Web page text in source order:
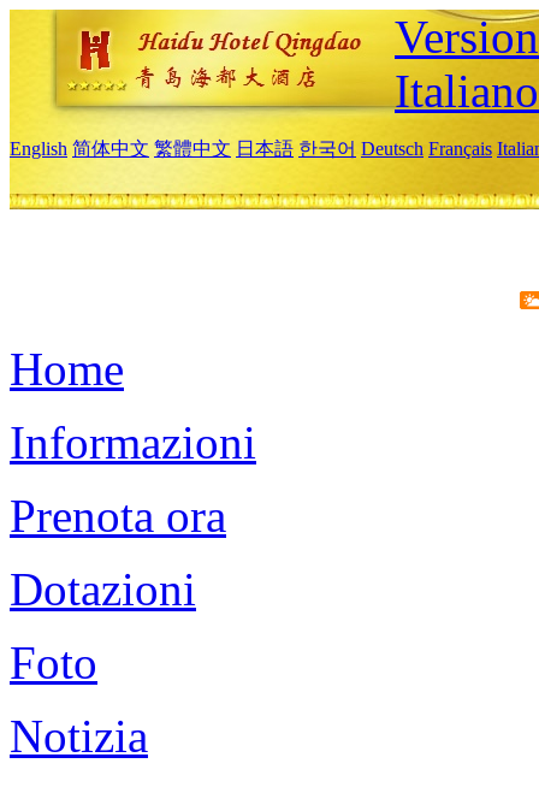
Italiano
English 简体中文 繁體中文 日本語 한국어 Deutsch Français
Home
Informazioni
Prenota ora
Dotazioni
Foto
Notizia